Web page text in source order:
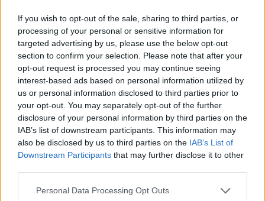
If you wish to opt-out of the sale, sharing to third parties, or
processing of your personal or sensitive information for
targeted advertising by us, please use the below opt-out
section to confirm your selection. Please note that after your
opt-out request is processed you may continue seeing
interest-based ads based on personal information utilized by
us or personal information disclosed to third parties prior to
your opt-out. You may separately opt-out of the further
disclosure of your personal information by third parties on the
IAB’s list of downstream participants. This information may
also be disclosed by us to third parties on the IAB’s List of
Downstream Participants that may further disclose it to other
Personal Data Processing Opt Outs
Un sacerdote detenido en Valladolid
por enviar un vídeo sexual a una
menor
Por Miriam Rosco
Más artículos de este autor
martes, 14 de enero de 2020